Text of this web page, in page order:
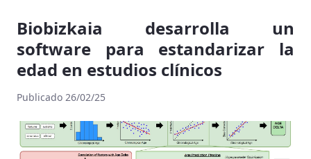
Biobizkaia desarrolla un
software para estandarizar la
edad en estudios clínicos
Publicado 26/02/25